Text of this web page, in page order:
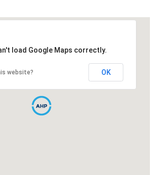
load Google Maps correctly.
website? OK